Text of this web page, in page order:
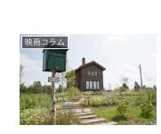
映画コラム